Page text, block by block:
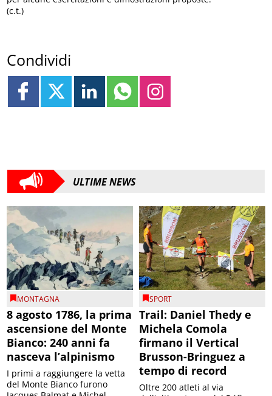
(c.t.)
Condividi
ULTIME NEWS
MONTAGNA
8 agosto 1786, la prima
ascensione del Monte
Bianco: 240 anni fa
nasceva l’alpinismo
I primi a raggiungere la vetta
del Monte Bianco furono
SPORT
Trail: Daniel Thedy e
Michela Comola
firmano il Vertical
Brusson-Bringuez a
tempo di record
Oltre 200 atleti al via